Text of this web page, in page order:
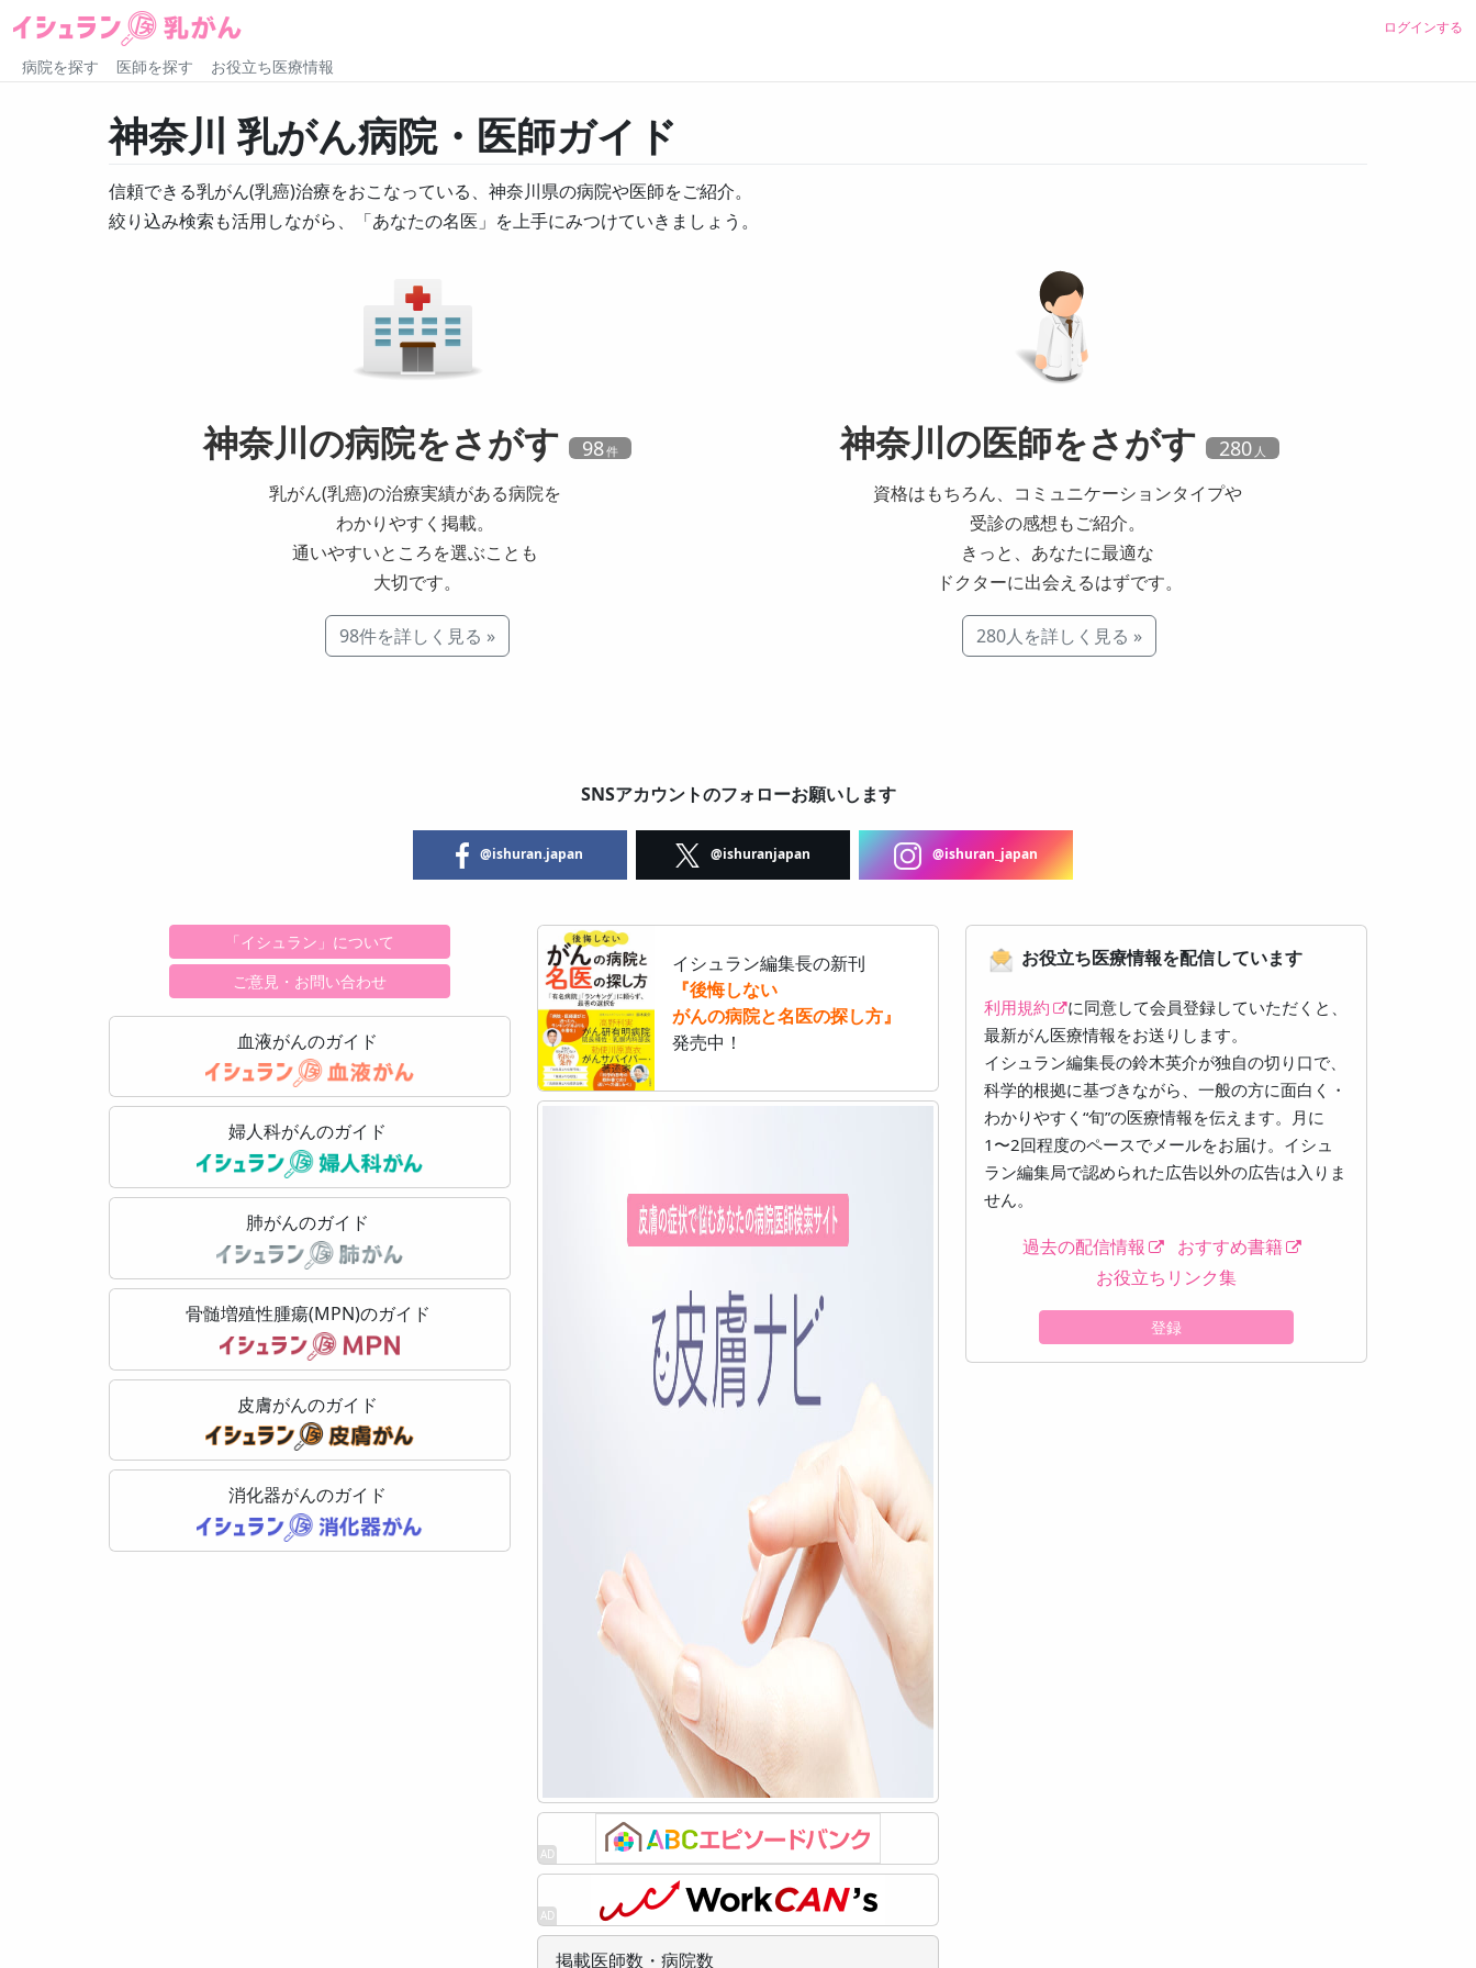
ログインする
病院を探す 医師を探す お役立ち医療情報
神奈川 乳がん病院・医師ガイド
信頼できる乳がん(乳癌)治療をおこなっている、神奈川県の病院や医師をご紹介。
絞り込み検索も活用しながら、「あなたの名医」を上手にみつけていきましょう。
神奈川の病院をさがす 98
乳がん(乳癌)の治療実績がある病院を
わかりやすく掲載。
通いやすいところを選ぶことも
大切です。
98件を詳しく見る »
神奈川の医師をさがす 280
資格はもちろん、コミュニケーションタイプや
受診の感想もご紹介。
きっと、あなたに最適な
ドクターに出会えるはずです。
280人を詳しく見る »
SNSアカウントのフォローお願いします
@ishuran.japan @ishuranjapan @ishuran_japan
お役立ち医療情報を配信しています
利用規約
に同意して会員登録していただくと、
最新がん医療情報をお送りします。
イシュラン編集長の鈴木英介が独自の切り口で、
科学的根拠に基づきながら、一般の方に面白く・
わかりやすく“旬”の医療情報を伝えます。月に
1〜2回程度のペースでメールをお届け。イシュ
ラン編集局で認められた広告以外の広告は入りま
せん。
過去の配信情報
おすすめ書籍
お役立ちリンク集
登録
「イシュラン」について
ご意見・お問い合わせ
血液がんのガイド
婦人科がんのガイド
肺がんのガイド
骨髄増殖性腫瘍(MPN)のガイド
皮膚がんのガイド
消化器がんのガイド
イシュラン編集長の新刊
『後悔しない
がんの病院と名医の探し方』
発売中！
掲載医師数・病院数